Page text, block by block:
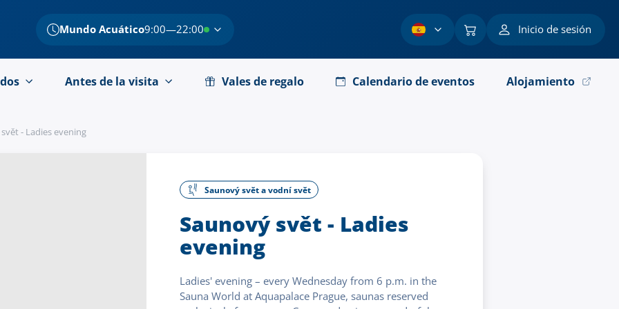
Mundo Acuático9:00—22:00 Inicio de sesión
Antes de la visita Vales de regalo Calendario de eventos Alojamiento
- Ladies evening
Saunový svět a vodní svět
Saunový svět - Ladies
evening
Ladies' evening – every Wednesday from 6 p.m. in the
Sauna World at Aquapalace Prague, saunas reserved